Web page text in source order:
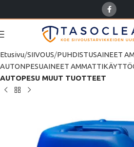
Etusivu SIIVOUS PUHDISTUSAINEET
AUTONPESUAINEET
AUTOPESU MUUT TUOTTEET